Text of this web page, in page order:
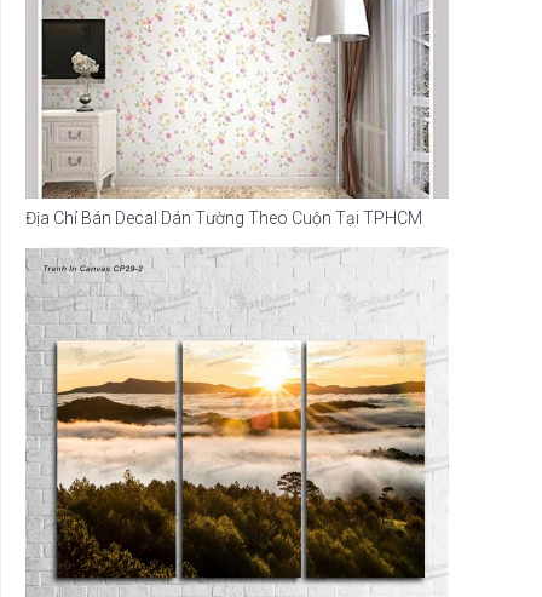
Địa Chỉ Bán Decal Dán Tường Theo Cuộn Tại TPHCM